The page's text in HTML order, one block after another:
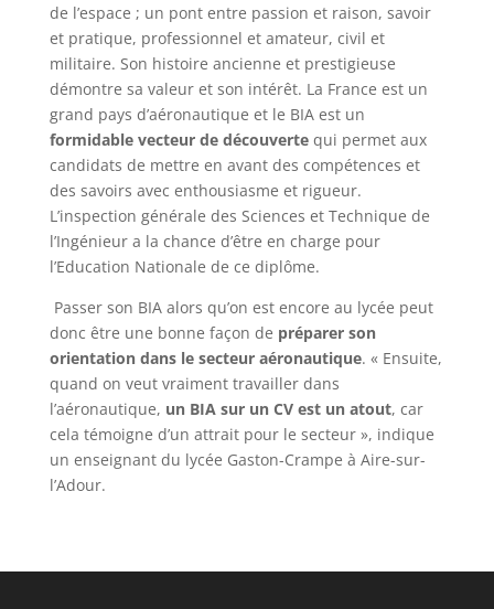
de l’espace ; un pont entre passion et raison, savoir
et pratique, professionnel et amateur, civil et
militaire. Son histoire ancienne et prestigieuse
démontre sa valeur et son intérêt. La France est un
grand pays d’aéronautique et le BIA est un
formidable vecteur de découvertequi permet aux
candidats de mettre en avant des compétences et
des savoirs avec enthousiasme et rigueur.
L’inspection générale des Sciences et Technique de
l’Ingénieur a la chance d’être en charge pour
l’Education Nationale de ce diplôme.
Passer son BIA alors qu’on est encore au lycée peut
donc être une bonne façon de préparer son
orientation dans le secteur aéronautique. « Ensuite,
quand on veut vraiment travailler dans
l’aéronautique, un BIA sur un CV est un atout, car
cela témoigne d’un attrait pour le secteur », indique
un enseignant du lycée Gaston-Crampe à Aire-sur-
l’Adour.